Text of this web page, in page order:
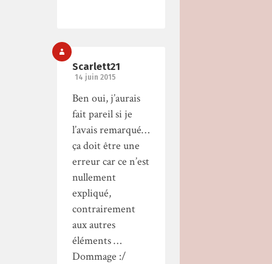
Scarlett21
14 juin 2015
Ben oui, j’aurais
fait pareil si je
l’avais remarqué…
ça doit être une
erreur car ce n’est
nullement
expliqué,
contrairement
aux autres
éléments …
Dommage :/